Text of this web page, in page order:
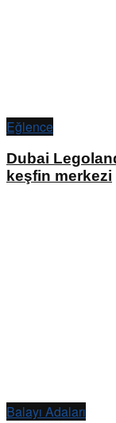
Eğlence
Dubai
keşfin merkezi
Balayı Adaları